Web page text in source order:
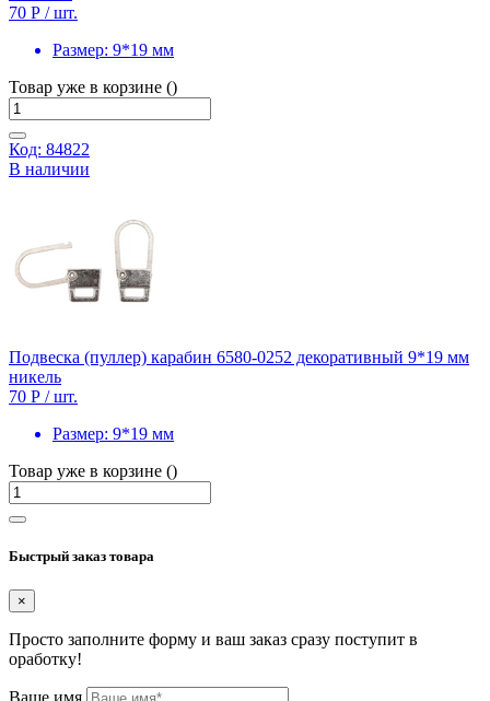
70 Р / шт.
Размер: 9*19 мм
Товар уже в корзине ()
Код: 84822
В наличии
Подвеска (пуллер) карабин 6580-0252 декоративный 9*19 мм
никель
70 Р / шт.
Размер: 9*19 мм
Товар уже в корзине ()
Быстрый заказ товара
×
Просто заполните форму и ваш заказ сразу поступит в
оработку!